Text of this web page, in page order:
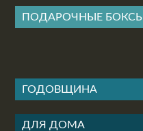
ПОДАРОЧНЫЕ БОКСЫ
ГОДОВЩИНА
ДЛЯ ДОМА